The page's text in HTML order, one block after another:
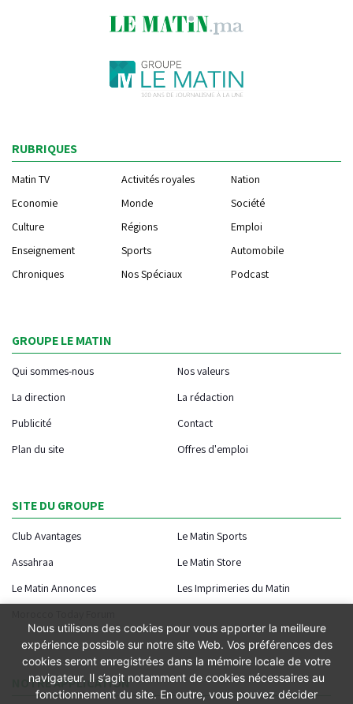
RUBRIQUES
Matin TV Activités royales
Nation
Economie
Monde
Société
Culture
Régions
Emploi
Enseignement
Sports
Automobile
Chroniques
Nos Spéciaux Podcast
GROUPE LE MATIN
Qui sommes-nous
Nos valeurs
La direction
La rédaction
Publicité
Contact
Plan du site
Offres d'emploi
SITE DU GROUPE
Club Avantages
Le Matin Sports
Assahraa
Le Matin Store
Le Matin Annonces
Les Imprimeries du Matin
NOTRE APPLICATION
Nous utilisons des cookies pour vous apporter la meilleure
expérience possible sur notre site Web. Vos préférences des
cookies seront enregistrées dans la mémoire locale de votre
navigateur. Il s’agit notamment de cookies nécessaires au
fonctionnement du site. En outre, vous pouvez décider